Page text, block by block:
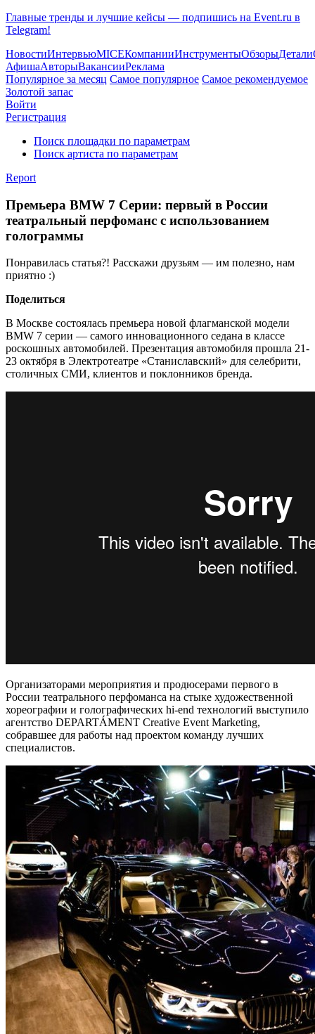
Главные тренды и лучшие кейсы — подпишись на Event.ru в
Telegram!
НовостиИнтервьюMICEКомпанииИнструментыОбзорыДетали
АфишаАвторыВакансииРеклама
Популярное за месяц Самое популярное Самое рекомендуемое
Золотой запас
Войти
Регистрация
Поиск площадки по параметрам
Поиск артиста по параметрам
Report
Премьера BMW 7 Серии: первый в России
театральный перфоманс с использованием
голограммы
Понравилась статья?! Расскажи друзьям — им полезно, нам
приятно :)
Поделиться
В Москве состоялась премьера новой флагманской модели
BMW 7 серии — самого инновационного седана в классе
роскошных автомобилей. Презентация автомобиля прошла 21-
23 октября в Электротеатре «Станиславский» для селебрити,
столичных СМИ, клиентов и поклонников бренда.
Организаторами мероприятия и продюсерами первого в
России театрального перфоманса на стыке художественной
хореографии и голографических hi-end технологий выступило
агентство DEPARTÁMENT Creative Event Marketing,
собравшее для работы над проектом команду лучших
специалистов.